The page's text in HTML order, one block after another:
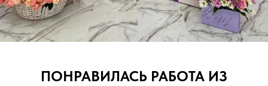
ПОНРАВИЛАСЬ РАБОТА ИЗ